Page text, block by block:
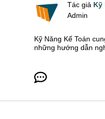
Tác giả Kỹ
Admin
Kỹ Năng Kế Toán
những hướng dẫn